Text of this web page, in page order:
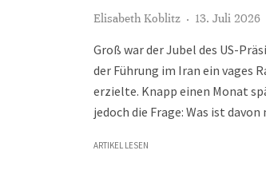
Elisabeth Koblitz · 13. Juli 2026
Groß war der Jubel des US-
der Führung im Iran ein vages
erzielte. Knapp einen Monat
jedoch die Frage: Was ist davon
ARTIKEL LESEN